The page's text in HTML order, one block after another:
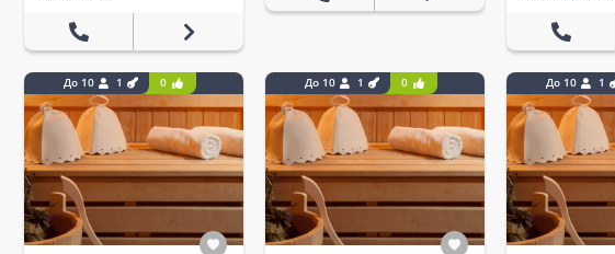
До 10 1 0 До 10 1 0 До 10 1